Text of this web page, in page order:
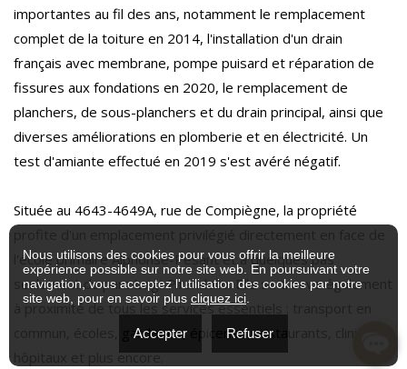
importantes au fil des ans, notamment le remplacement
complet de la toiture en 2014, l'installation d'un drain
français avec membrane, pompe puisard et réparation de
fissures aux fondations en 2020, le remplacement de
planchers, de sous-planchers et du drain principal, ainsi que
diverses améliorations en plomberie et en électricité. Un
test d'amiante effectué en 2019 s'est avéré négatif.
Située au 4643-4649A, rue de Compiègne, la propriété
l'école primaire Alphonse-Pesant et à quelques pas
seulement du parc Luigi-Pirandello. Elle se trouve également
à proximité de tous les services essentiels : transport en
commun, écoles, garderies, épiceries, restaurants, cliniques,
hôpitaux et plus encore.
Nous utilisons des cookies pour vous offrir la meilleure
expérience possible sur notre site web. En poursuivant votre
navigation, vous acceptez l'utilisation des cookies par notre
site web, pour en savoir plus cliquez ici
Accepter Refuser